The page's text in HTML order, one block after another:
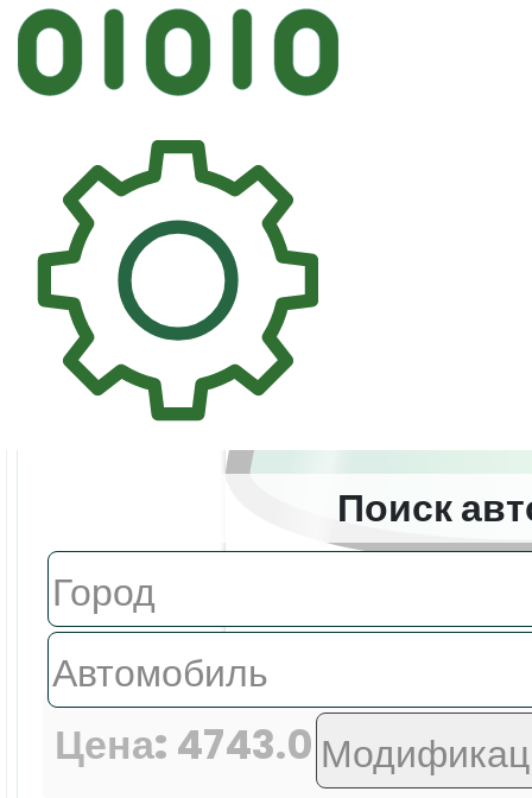
Поиск
FYG HONDA
Цена: 4743.0 ₽